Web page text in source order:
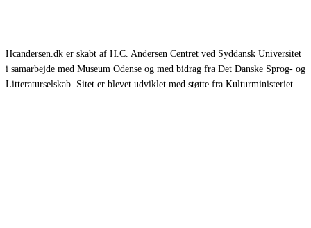
Hcandersen.dk er skabt af H.C. Andersen Centret ved Syddansk Universitet
i samarbejde med Museum Odense og med bidrag fra Det Danske Sprog- og
Litteraturselskab. Sitet er blevet udviklet med støtte fra Kulturministeriet.